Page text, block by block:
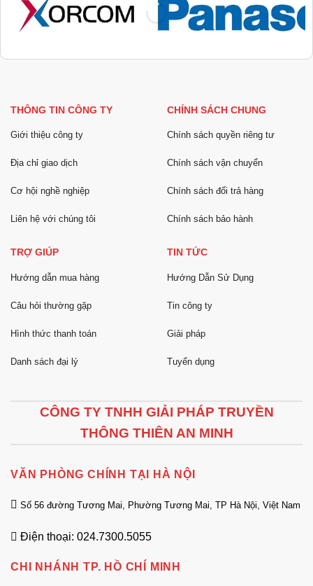
THÔNG TIN CÔNG TY
Giới thiệu công ty
Địa chỉ giao dịch
Cơ hội nghề nghiệp
Liên hệ với chúng tôi
CHÍNH SÁCH CHUNG
Chính sách quyền riêng tư
Chính sách vận chuyển
Chính sách đổi trả hàng
Chính sách bảo hành
TRỢ GIÚP
Hướng dẫn mua hàng
Câu hỏi thường gặp
Hình thức thanh toán
Danh sách đại lý
TIN TỨC
Hướng Dẫn Sử Dụng
Tin công ty
Giải pháp
Tuyển dụng
CÔNG TY TNHH GIẢI PHÁP TRUYỀN
THÔNG THIÊN AN MINH
VĂN PHÒNG CHÍNH TẠI HÀ NỘI
Số 56 đường Tương Mai, Phường Tương Mai, TP Hà Nội, Việt Nam
Điện thoại: 024.7300.5055
CHI NHÁNH TP. HỒ CHÍ MINH